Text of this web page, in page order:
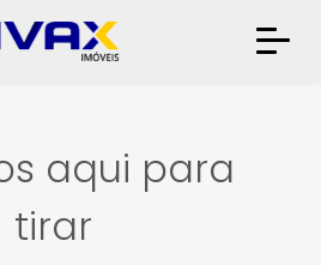
aqui para
tirar